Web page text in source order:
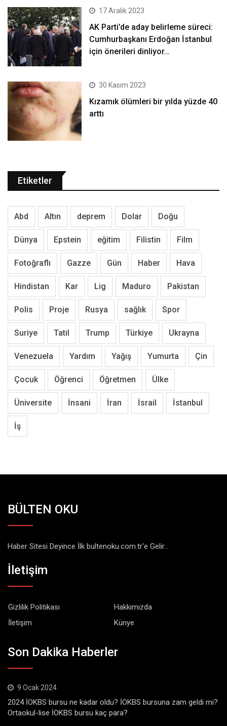
17 Aralık 2023
AK Parti’de aday belirleme süreci:
Cumhurbaşkanı Erdoğan İstanbul
için önerileri dinliyor…
30 Kasım 2023
Kızamık ölümleri bir yılda yüzde 40
arttı
Etiketler
Abd Altın deprem Dolar Doğu
Dünya Epstein eğitim Filistin Film
Fotoğraflı Gazze Gün Haber Hava
Hindistan Kar Lig Maduro Pakistan
Polis Proje Rusya sağlık Spor
Suriye Tatil Trump Türkiye Ukrayna
Venezuela Yardım Yağış Yumurta Çin
Çocuk Öğrenci Öğretmen Ülke
Üniversite İnsani İran İsrail İstanbul
İş
BÜLTEN OKU
Haber Sitesi Deyince İlk bultenoku.com.tr'e Gelir...
İletişim
Gizlilik Politikası
Hakkımızda
İletişim
Künye
Son Dakika Haberler
9 Ocak 2024
2024 İOKBS bursu ne kadar oldu? İOKBS bursuna zam geldi mi?
Ortaokul-lise İOKBS bursu kaç para?